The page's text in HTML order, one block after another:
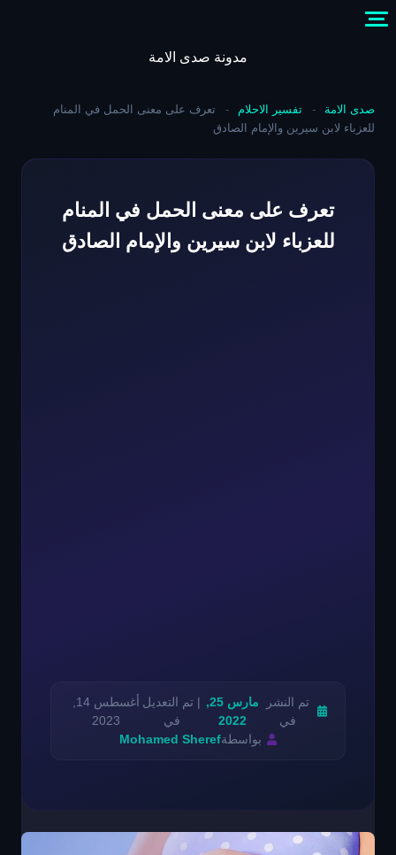
content
مدونة صدى الامة
صدى الامة - تفسير الاحلام -
تعرف على معنى الحمل في المنام
للعزباء لابن سيرين والإمام الصادق
تعرف على معنى الحمل في المنام
للعزباء لابن سيرين والإمام الصادق
تم النشر
في
مارس 25,
2022
| تم التعديل
في
أغسطس 14,
2023
بواسطةMohamed Sheref